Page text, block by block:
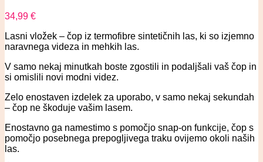
34,99 €
Lasni vložek – čop iz termofibre sintetičnih las, ki so izjemno
naravnega videza in mehkih las.
V samo nekaj minutkah boste zgostili in podaljšali vaš čop in
si omislili novi modni videz.
Zelo enostaven izdelek za uporabo, v samo nekaj sekundah
– čop ne škoduje vašim lasem.
Enostavno ga namestimo s pomočjo snap-on funkcije, čop s
pomočjo posebnega prepogljivega traku ovijemo okoli naših
las.